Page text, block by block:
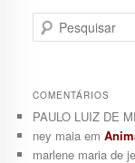
Pesquisar
COMENTÁRIOS
PAULO LUIZ DE
ney maiaem
marlene maria de